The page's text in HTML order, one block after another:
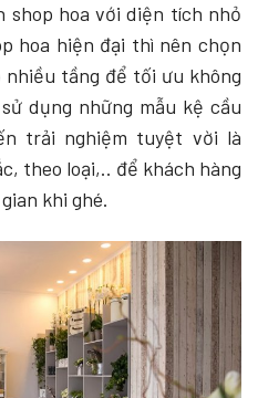
shop hoa với diện tích nhỏ
hoa hiện đại thì nên chọn
nhiều tầng để tối ưu không
dụng những mẫu kệ cầu
trải nghiệm tuyệt vời là
theo loại,.. để khách hàng
khi ghé.